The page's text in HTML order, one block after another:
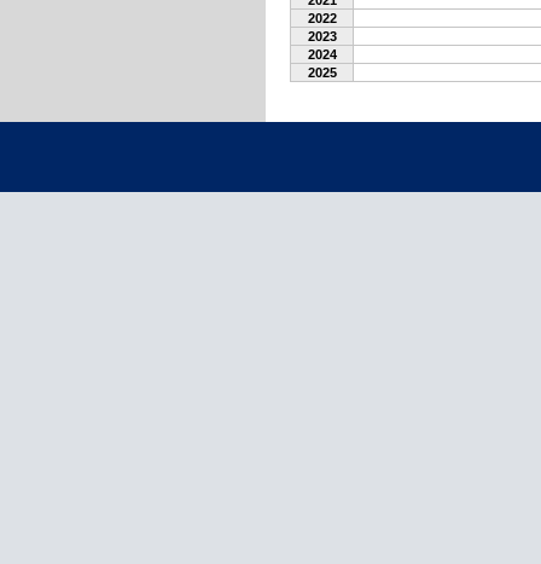
2022
2023
2024
2025